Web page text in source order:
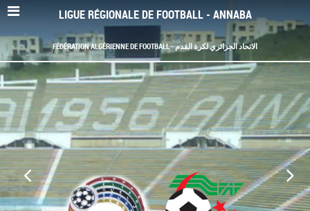
LIGUE RÉGIONALE DE FOOTBALL - ANNABA
FÉDÉRATION ALGÉRIENNE DE FOOTBALL - الاتحاد الجزائري لكرة القدم